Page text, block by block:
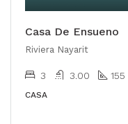
Casa De Ensueno
Riviera Nayarit
3 3.00 155
CASA